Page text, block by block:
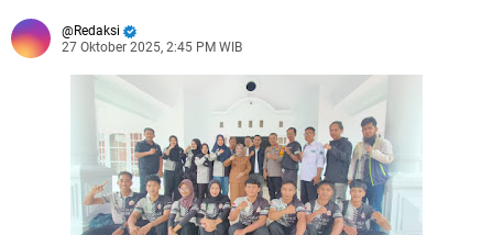
Redaksi
27 Oktober 2025, 2:45 PM WIB